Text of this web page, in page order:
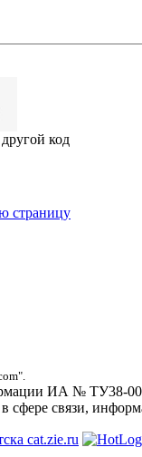
код
страницу
ИА № ТУ38-
связи,